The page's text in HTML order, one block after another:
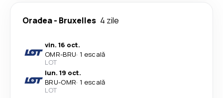
Oradea- Bruxelles 4 zile
vin. 16 oct.
OMR-BRU· 1 escală
LOT
lun. 19 oct.
BRU-OMR· 1 escală
LOT